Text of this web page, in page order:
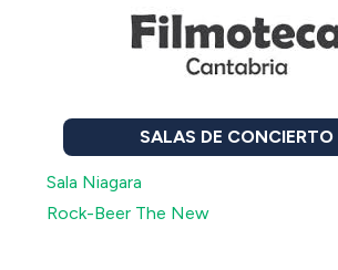
SALAS DE CONCIERTO
Sala Niagara
Rock-Beer The New